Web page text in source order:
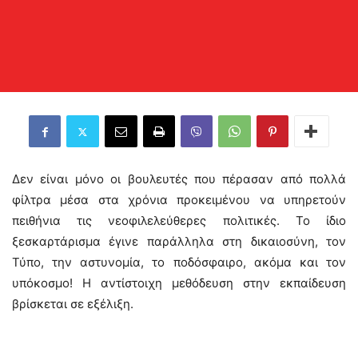
Δεν είναι μόνο οι βουλευτές που πέρασαν από πολλά
φίλτρα μέσα στα χρόνια προκειμένου να υπηρετούν
πειθήνια τις νεοφιλελεύθερες πολιτικές. Το ίδιο
ξεσκαρτάρισμα έγινε παράλληλα στη δικαιοσύνη, τον
Τύπο, την αστυνομία, το ποδόσφαιρο, ακόμα και τον
υπόκοσμο! Η αντίστοιχη μεθόδευση στην εκπαίδευση
βρίσκεται σε εξέλιξη.